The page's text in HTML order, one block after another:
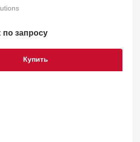
по запросу
Купить